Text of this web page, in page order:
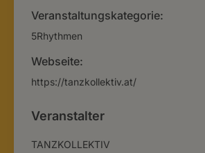
Veranstaltungskategorie:
5Rhythmen
Webseite:
https://tanzkollektiv.at/
Veranstalter
TANZKOLLEKTIV